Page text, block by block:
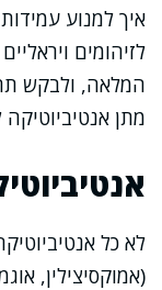
איך למנוע
לזיהומים
המלאה, ולבקש
מתן אנטיביוטיקה
לא כל
(אמוקסיצילין,